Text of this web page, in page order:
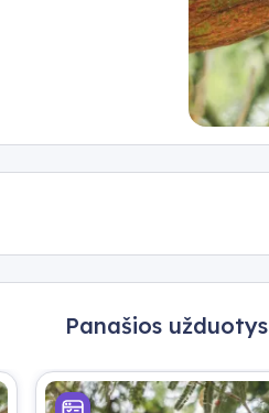
Panašios užduotys